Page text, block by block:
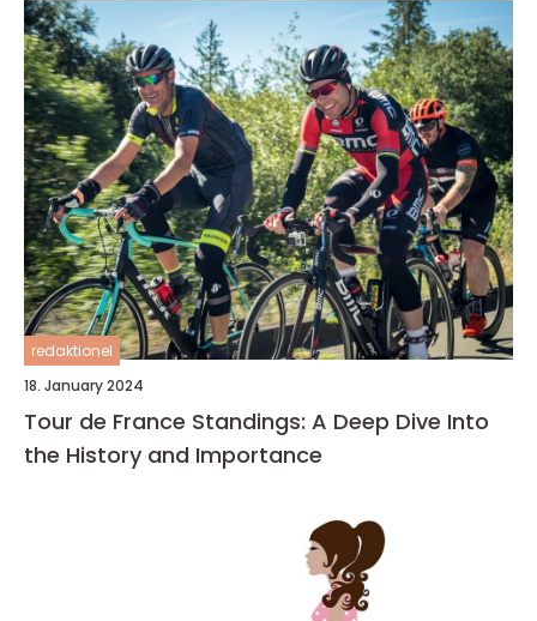
redaktionel
18. January 2024
Tour de France Standings: A Deep Dive Into
the History and Importance